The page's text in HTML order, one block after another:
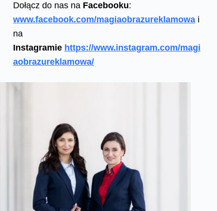
Dołącz do nas na Facebooku:
www.facebook.com/magiaobrazureklamowai
na
Instagramie https://www.instagram.com/magi
aobrazureklamowa/